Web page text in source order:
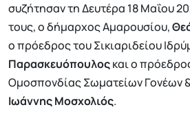
συζήτησαν τη Δευτέρα 18 Μαΐου
τους, ο δήμαρχος Αμαρουσίου,
ο πρόεδρος του Σικιαριδείου
Παρασκευόπουλοςκαι ο
Ομοσπονδίας Σωματείων Γονέων
Ιωάννης Μοσχολιός.